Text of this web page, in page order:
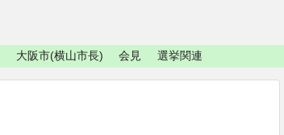
大阪市(横山市長) 会見 選挙関連